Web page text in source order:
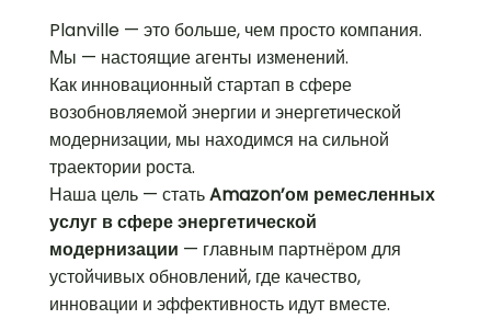
Planville — это больше, чем просто компания.
Мы — настоящие агенты изменений.
Как инновационный стартап в сфере
возобновляемой энергии и энергетической
модернизации, мы находимся на сильной
траектории роста.
Наша цель — статьAmazon’ом ремесленных
услуг в сфере энергетической
модернизации — главным партнёром для
устойчивых обновлений, где качество,
инновации и эффективность идут вместе.